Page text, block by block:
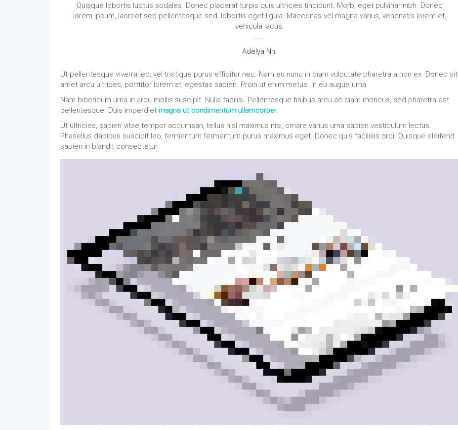
Quisque lobortis luctus sodales. Donec placerat turpis quis ultricies tincidunt. Morbi eget pulvinar nibh. Donec
lorem ipsum, laoreet sed pellentesque sed, lobortis eget ligula. Maecenas vel magna varius, venenatis lorem et,
vehicula lacus.
Adelya Nh.
Ut pellentesque viverra leo, vel tristique purus efficitur nec. Nam eu nunc in diam vulputate pharetra a non ex. Donec sit
amet arcu ultrices, porttitor lorem at, egestas sapien. Proin ut enim metus. In eu augue urna.
Nam bibendum urna in arcu mollis suscipit. Nulla facilisi. Pellentesque finibus arcu ac diam rhoncus, sed pharetra est
pellentesque. Duis imperdiet magna ut condimentum ullamcorper.
Ut ultricies, sapien vitae tempor accumsan, tellus nisl maximus nisi, ornare varius urna sapien vestibulum lectus.
Phasellus dapibus suscipit leo, fermentum fermentum purus maximus eget. Donec quis facilisis orci. Quisque eleifend
sapien in blandit consectetur.